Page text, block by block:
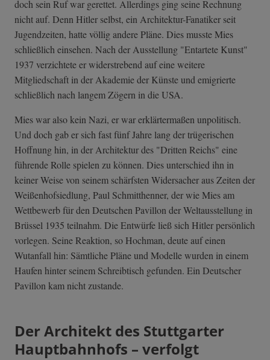
doch sein Ruf war gerettet. Allerdings ging seine Rechnung
nicht auf. Denn Hitler selbst, ein Architektur-Fanatiker seit
Jugendzeiten, hatte völlig andere Pläne. Dies musste Mies
schließlich einsehen. Nach der Ausstellung "Entartete Kunst"
1937 verzichtete er widerstrebend auf eine weitere
Mitgliedschaft in der Akademie der Künste und emigrierte
schließlich nach langem Zögern in die USA.
Mies war also kein Nazi, er war erklärtermaßen unpolitisch.
Und doch gab er sich fast fünf Jahre lang der trügerischen
Hoffnung hin, in der Architektur des "Dritten Reichs" eine
führende Rolle spielen zu können. Dies unterschied ihn in
keiner Weise von seinem schärfsten Widersacher aus Zeiten der
Weißenhofsiedlung, Paul Schmitthenner, der wie Mies am
Wettbewerb für den Deutschen Pavillon der Weltausstellung in
Brüssel 1935 teilnahm. Die Entwürfe ließ sich Hitler persönlich
vorlegen. Seine Reaktion, so Hochman, deute auf einen
Wutanfall hin: Sämtliche Pläne und Modelle wurden in einem
Haufen hinter seinem Schreibtisch gefunden. Ein Deutscher
Pavillon kam nicht zustande.
Der Architekt des Stuttgarter
Hauptbahnhofs – verfolgt